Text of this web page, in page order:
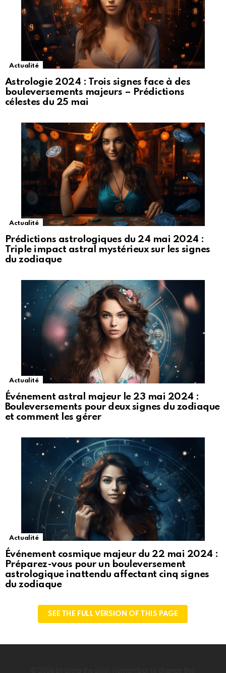
Actualité
Astrologie 2024 : Trois signes face à des
bouleversements majeurs – Prédictions
célestes du 25 mai
Actualité
Prédictions astrologiques du 24 mai 2024 :
Triple impact astral mystérieux sur les signes
du zodiaque
Actualité
Événement astral majeur le 23 mai 2024 :
Bouleversements pour deux signes du zodiaque
et comment les gérer
Actualité
Événement cosmique majeur du 22 mai 2024 :
Préparez-vous pour un bouleversement
astrologique inattendu affectant cinq signes
du zodiaque
SEE THE FULL VERSION OF THIS PAGE